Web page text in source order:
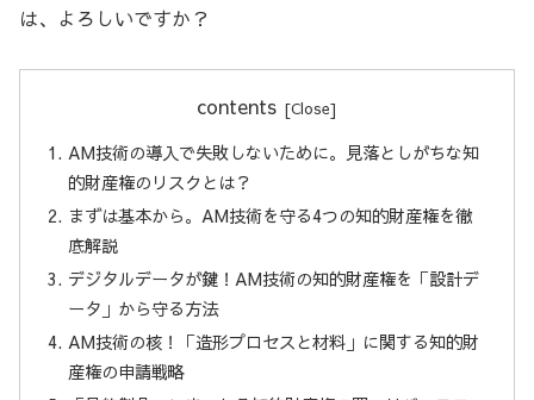
は、よろしいですか？
contents
AM技術の導入で失敗しないために。見落としがちな知
的財産権のリスクとは？
まずは基本から。AM技術を守る4つの知的財産権を徹
底解説
デジタルデータが鍵！AM技術の知的財産権を「設計デ
ータ」から守る方法
AM技術の核！「造形プロセスと材料」に関する知的財
産権の申請戦略